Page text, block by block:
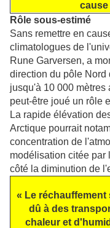
Rôle sous-estimé
Sans remettre en
climatologues de
Rune Garversen, a
direction du pôle Nord
jusqu'à 10 000 mètres
peut-être joué un rôle
La rapide élévation
Arctique pourrait
concentration de
modélisation citée par
côté la diminution de
« Le
dû à des
chaleur et